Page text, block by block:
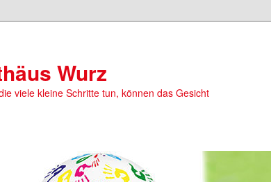
Wurz
viele kleine Schritte tun, können das Gesicht